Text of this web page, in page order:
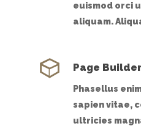
euismod orci
aliquam.
Page Builder
Phasellus
sapien vitae,
ultricies